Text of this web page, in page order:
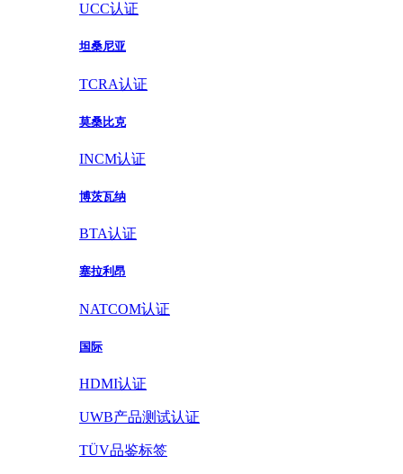
UCC认证
坦桑尼亚
TCRA认证
莫桑比克
INCM认证
博茨瓦纳
BTA认证
塞拉利昂
NATCOM认证
国际
HDMI认证
UWB产品测试认证
TÜV品鉴标签